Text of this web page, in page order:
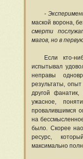
-
маской ворона,
смерти
магов, но в
Если кто-
испытывал
неправы
результаты,
другой
ужасное,
провалившимся
на
было. Скорее
ресурс,
максимально